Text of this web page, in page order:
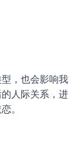
，也会影响我
人际关系，进
。